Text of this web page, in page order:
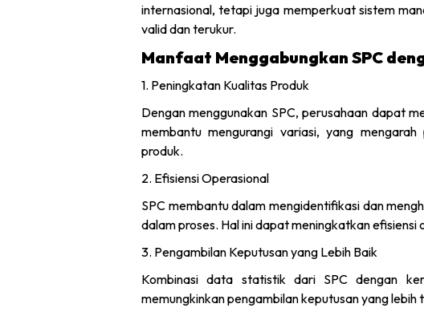
internasional, tetapi juga memperkuat sistem
valid dan terukur.
Manfaat Menggabungkan SPC
1. Peningkatan Kualitas Produk
Dengan menggunakan SPC, perusahaan dapat
membantu mengurangi variasi, yang
produk.
2. Efisiensi Operasional
SPC membantu dalam mengidentifikasi dan
dalam proses. Hal ini dapat meningkatkan
3. Pengambilan Keputusan yang Lebih Baik
Kombinasi data statistik dari SPC dengan
memungkinkan pengambilan keputusan yang